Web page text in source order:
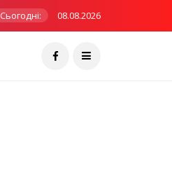
Сьогодні: 08.08.2026